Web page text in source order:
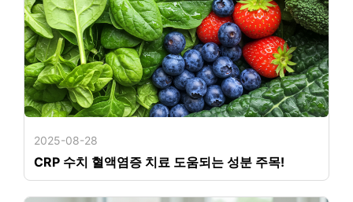
2025-08-28
CRP 수치 혈액염증 치료 도움되는 성분 주목!